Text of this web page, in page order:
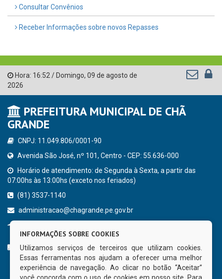
Consultar Convênios
Receber Informações sobre novos Repasses
Hora: 16:52 / Domingo, 09 de agosto de
2026
PREFEITURA MUNICIPAL DE CHÃ
GRANDE
CNPJ: 11.049.806/0001-90
Avenida São José, nº 101, Centro - CEP: 55.636-000
Horário de atendimento: de Segunda à Sexta, a partir das
07:00hs às 13:00hs (exceto nos feriados)
(81) 3537-1140
administracao@chagrande.pe.gov.br
CURTA NOSSA FAN PAGE
INFORMAÇÕES SOBRE COOKIES
Utilizamos serviços de terceiros que utilizam cookies.
Essas ferramentas nos ajudam a oferecer uma melhor
experiência de navegação. Ao clicar no botão “Aceitar”